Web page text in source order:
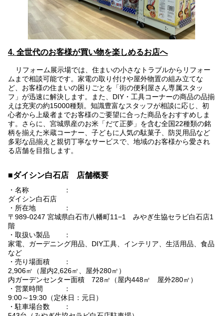
4. 全世代のお客様が買い物を楽しめるお店へ
リフォーム展示場では、住まいの小さなトラブルからリフォー
ムまで相談可能です。家電の取り付けや屋外物置の組み立てな
ど、お客様の住まいの困りごとを「街の便利屋さん専属スタッ
フ」が迅速に解決します。また、DIY・工具コーナーの商品の品揃
えは充実の約15000種類。知識豊富なスタッフが相談に応じ、初
心者から上級者までお客様のご要望に合った商品をおすすめしま
す。さらに、宮城県産のお米「だて正夢」を含む全国22種類の銘
柄を揃えた米蔵コーナー、子どもに人気の駄菓子、防災用品など
多彩な品揃えと親切丁寧なサービスで、地域のお客様から愛され
る店舗を目指します。
■ダイシン白石店 店舗概要
・名称 ：
ダイシン白石店
・所在地 ：
〒989-0247 宮城県白石市八幡町11−1 みやぎ生協セラビ白石店1
階
・取扱い製品 ：
家電、ガーデニング用品、DIY工具、インテリア、生活用品、食品
など
・売り場面積 ：
2,906㎡（屋内2,626㎡、屋外280㎡）
内ガーデンセンター面積 728㎡（屋内448㎡ 屋外280㎡）
・営業時間 ：
9:00～19:30（定休日：元日）
・駐車場台数 ：